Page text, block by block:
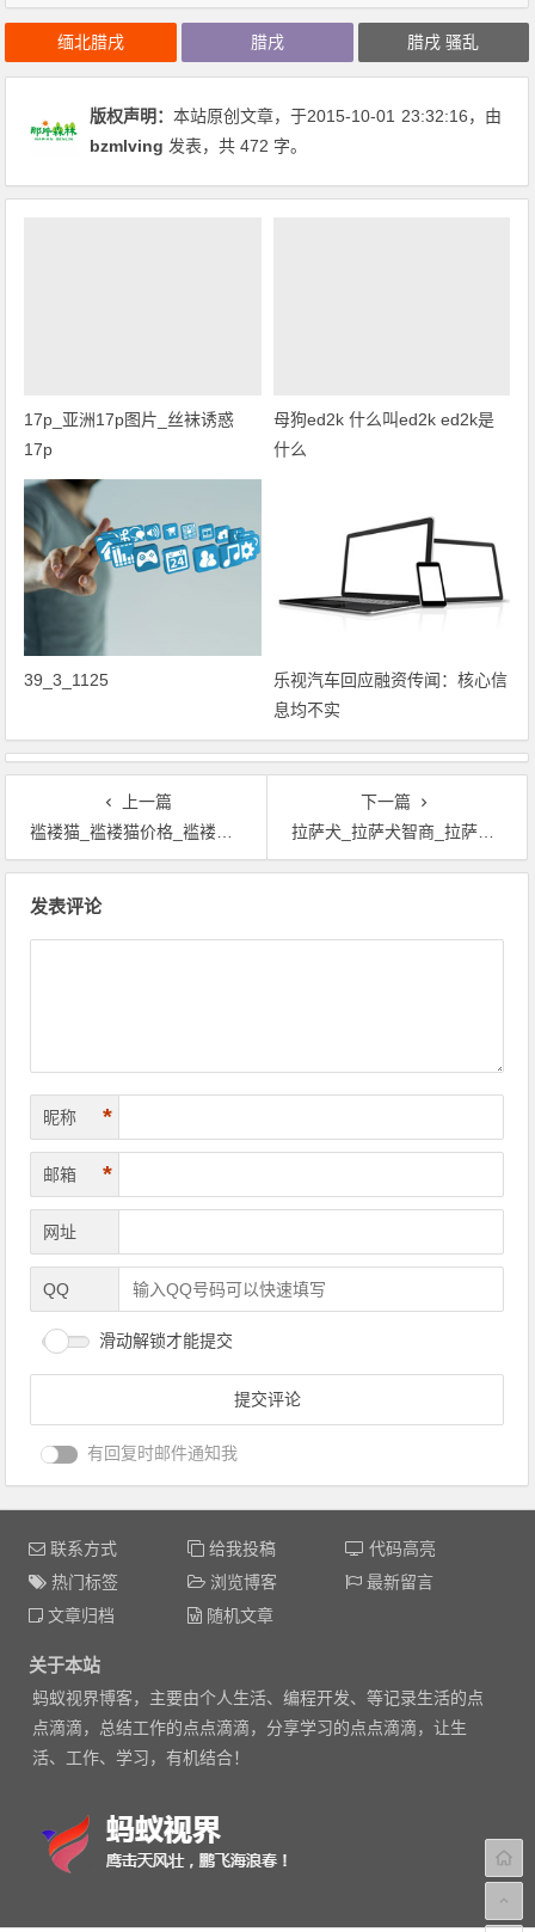
缅北腊戌 腊戌 腊戌 骚乱
版权声明：本站原创文章，于2015-10-01 23:32:16，由
bzmlving 发表，共 472 字。
17p_亚洲17p图片_丝袜诱惑
17p
母狗ed2k 什么叫ed2k ed2k是
什么
39_3_1125
乐视汽车回应融资传闻：核心信
息均不实
上一篇
褴褛猫_褴褛猫价格_褴褛猫物种_褴褛猫图片
下一篇
拉萨犬_拉萨犬智商_拉萨犬图片
发表评论
昵称 *
邮箱 *
网址
QQ
滑动解锁才能提交
有回复时邮件通知我
联系方式 给我投稿
代码高亮
热门标签
浏览博客
最新留言
文章归档
随机文章
关于本站
蚂蚁视界博客，主要由个人生活、编程开发、等记录生活的点
点滴滴，总结工作的点点滴滴，分享学习的点点滴滴，让生
活、工作、学习，有机结合！